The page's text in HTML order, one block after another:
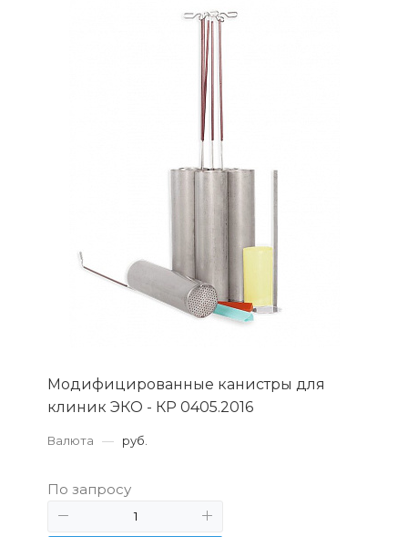
Модифицированные канистры для
клиник ЭКО - КР 0405.2016
Валюта — руб.
По запросу